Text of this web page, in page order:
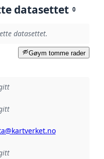
datasettet 0
datasettet.
Gøym tomme rader